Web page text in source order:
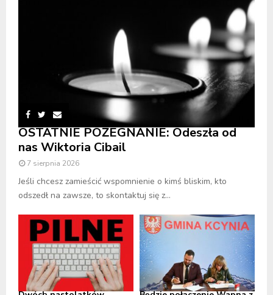
OSTATNIE POŻEGNANIE: Odeszła od
nas Wiktoria Cibail
7 sierpnia 2026
Jeśli chcesz zamieścić wspomnienie o kimś bliskim, kto
odszedł na zawsze, to skontaktuj się z...